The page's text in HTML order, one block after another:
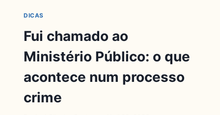
DICAS
Fui chamado ao
Ministério Público: o que
acontece num processo
crime